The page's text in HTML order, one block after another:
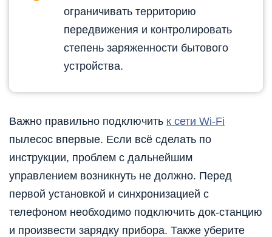
ограничивать территорию
передвижения и контролировать
степень заряженности бытового
устройства.
Важно правильно подключить к сети Wi-Fi
пылесос впервые. Если всё сделать по
инструкции, проблем с дальнейшим
управлением возникнуть не должно. Перед
первой установкой и синхронизацией с
телефоном необходимо подключить док-станцию
и произвести зарядку прибора. Также уберите